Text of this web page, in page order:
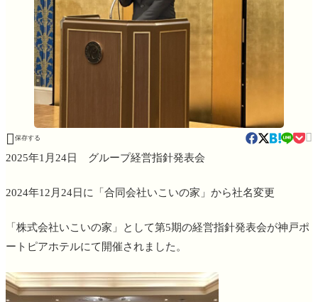
 保存する 
2025年1月24日 グループ経営指針発表会
2024年12月24日に「合同会社いこいの家」から社名変更
「株式会社いこいの家」として第5期の経営指針発表会が神戸ポ
ートピアホテルにて開催されました。